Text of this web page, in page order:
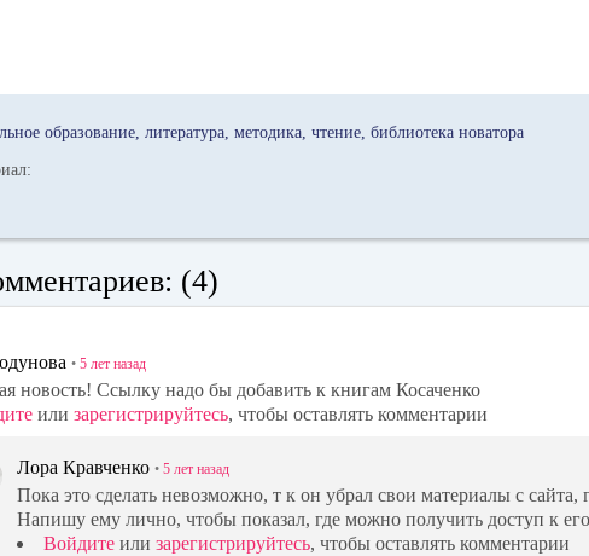
образование литература методика чтение библиотека новатора
(4)
• 5 лет назад
новость! Ссылку надо бы добавить к книгам Косаченко
или зарегистрируйтесь, чтобы оставлять комментарии
Лора Кравченко • 5 лет назад
Пока это сделать невозможно, т к он убрал свои материалы с
Напишу ему лично, чтобы показал, где можно получить доступ к
Войдите или зарегистрируйтесь, чтобы оставлять комментарии